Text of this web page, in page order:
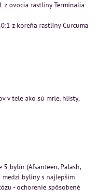
z ovocia rastliny Terminalia
z koreňa rastliny Curcuma
v tele ako sú mrle, hlísty,
bylín (Afsanteen, Palash,
medzi byliny s najlepším
- ochorenie spôsobené